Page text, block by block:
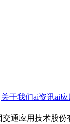
关于我们ai资讯ai应
通应用技术股份